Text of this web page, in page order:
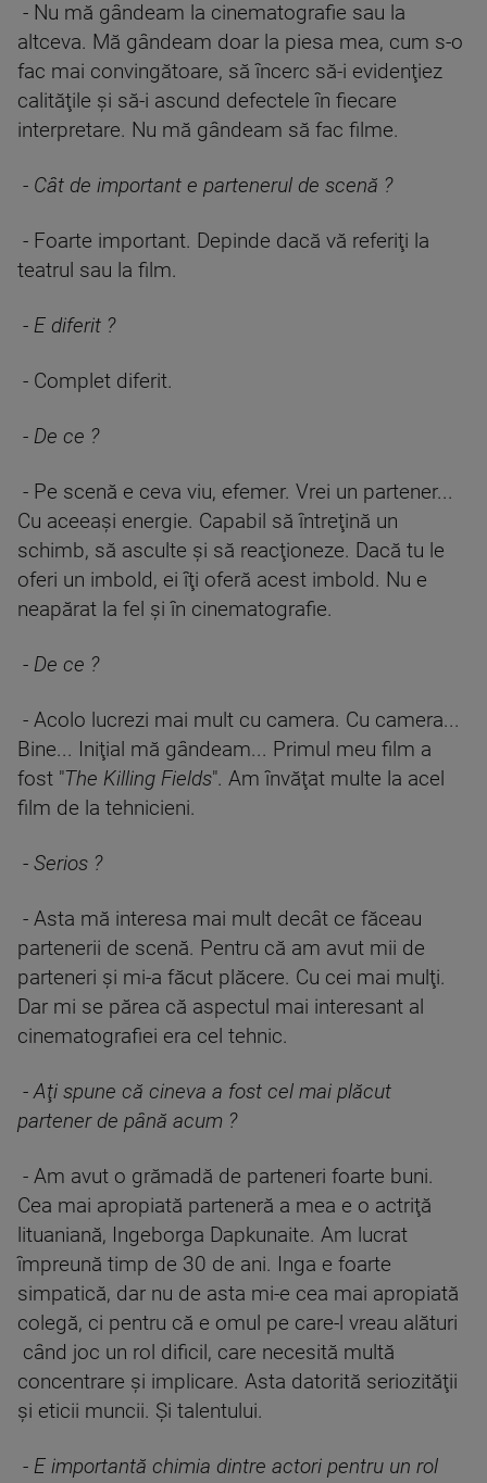
- Nu mă gândeam la cinematografie sau la
altceva. Mă gândeam doar la piesa mea, cum s-o
fac mai convingătoare, să încerc să-i evidenţiez
calităţile şi să-i ascund defectele în fiecare
interpretare. Nu mă gândeam să fac filme.
- Cât de important e partenerul de scenă ?
- Foarte important. Depinde dacă vă referiţi la
teatrul sau la film.
- E diferit ?
- Complet diferit.
- De ce ?
- Pe scenă e ceva viu, efemer. Vrei un partener...
Cu aceeaşi energie. Capabil să întreţină un
schimb, să asculte şi să reacţioneze. Dacă tu le
oferi un imbold, ei îţi oferă acest imbold. Nu e
neapărat la fel şi în cinematografie.
- De ce ?
- Acolo lucrezi mai mult cu camera. Cu camera...
Bine... Iniţial mă gândeam... Primul meu film a
fost "The Killing Fields". Am învăţat multe la acel
film de la tehnicieni.
- Serios ?
- Asta mă interesa mai mult decât ce făceau
partenerii de scenă. Pentru că am avut mii de
parteneri şi mi-a făcut plăcere. Cu cei mai mulţi.
Dar mi se părea că aspectul mai interesant al
cinematografiei era cel tehnic.
-Aţi spune că cineva a fost cel mai plăcut
partener de până acum ?
- Am avut o grămadă de parteneri foarte buni.
Cea mai apropiată parteneră a mea e o actriţă
lituaniană, Ingeborga Dapkunaite. Am lucrat
împreună timp de 30 de ani. Inga e foarte
simpatică, dar nu de asta mi-e cea mai apropiată
colegă, ci pentru că e omul pe care-l vreau alături
când joc un rol dificil, care necesită multă
concentrare şi implicare. Asta datorită seriozităţii
şi eticii muncii. Şi talentului.
- E importantă chimia dintre actori pentru un rol